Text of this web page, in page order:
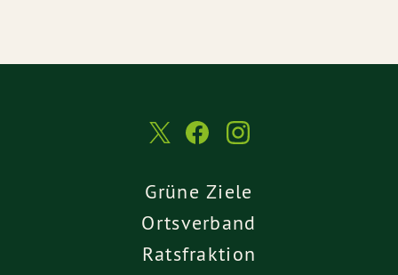
Grüne Ziele
Ortsverband
Ratsfraktion